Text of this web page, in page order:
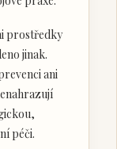
prostředky
jinak.
ani
péči.